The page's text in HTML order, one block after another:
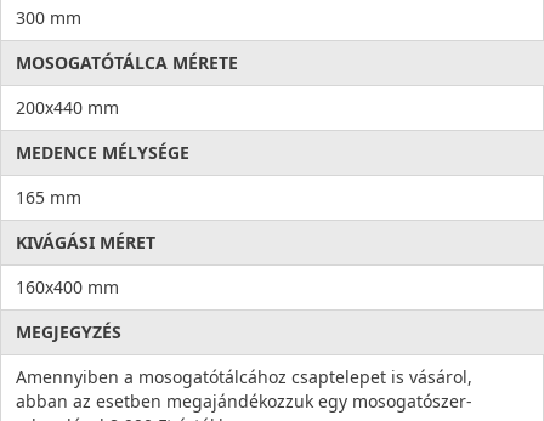
300 mm
MOSOGATÓTÁLCA MÉRETE
200x440 mm
MEDENCE MÉLYSÉGE
165 mm
KIVÁGÁSI MÉRET
160x400 mm
MEGJEGYZÉS
Amennyiben a mosogatótálcához csaptelepet is vásárol,
abban az esetben megajándékozzuk egy mosogatószer-